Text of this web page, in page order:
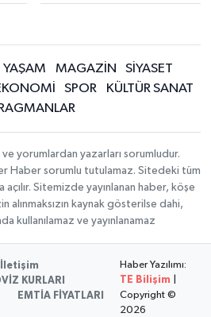
YAŞAM MAGAZİN
SİYASET
SPOR
KÜLTÜR SANAT
yorumlardan yazarları sorumludur.
Haber sorumlu tutulamaz. Sitedeki tüm
açılır. Sitemizde yayınlanan haber, köşe
alınmaksızın kaynak gösterilse dahi,
kullanılamaz ve yayınlanamaz
İletişim
KURLARI
EMTİA FİYATLARI
Haber Yazılımı:
TE Bilişim
Copyright ©
2026